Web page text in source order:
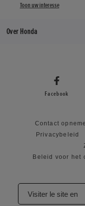
Toon uw interesse
Over Honda
Facebook
Contact
Privacybeleid
Beleid voor het
Visiter le site en